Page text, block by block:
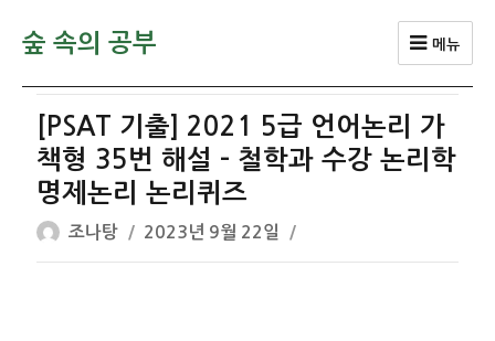
숲 속의 공부 메뉴
[PSAT 기출] 2021 5급 언어논리 가
책형 35번 해설 – 철학과 수강 논리학
명제논리 논리퀴즈
글
쓴
조나탕
작
성
2023년 9월 22일